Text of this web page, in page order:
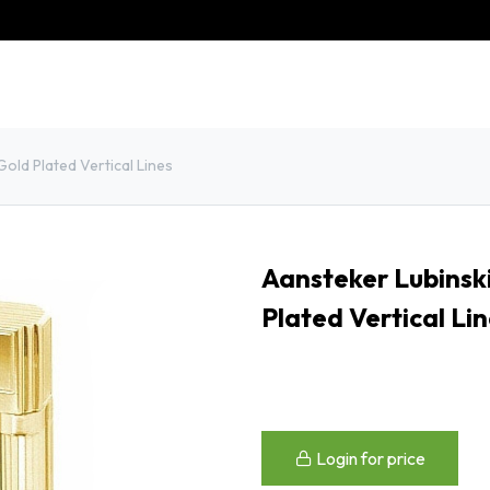
Plated Vertical Lines
Aansteker
Plated Vertical
Login for price